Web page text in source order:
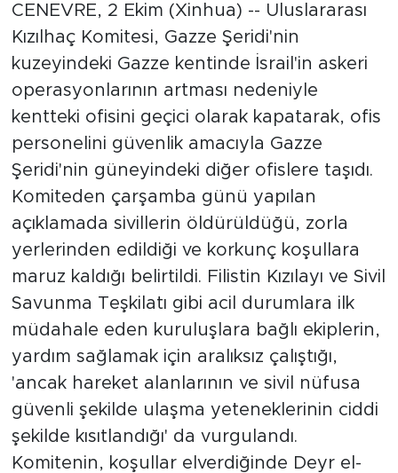
CENEVRE, 2 Ekim (Xinhua) -- Uluslararası
Kızılhaç Komitesi, Gazze Şeridi'nin
kuzeyindeki Gazze kentinde İsrail'in askeri
operasyonlarının artması nedeniyle
kentteki ofisini geçici olarak kapatarak, ofis
personelini güvenlik amacıyla Gazze
Şeridi'nin güneyindeki diğer ofislere taşıdı.
Komiteden çarşamba günü yapılan
açıklamada sivillerin öldürüldüğü, zorla
yerlerinden edildiği ve korkunç koşullara
maruz kaldığı belirtildi. Filistin Kızılayı ve Sivil
Savunma Teşkilatı gibi acil durumlara ilk
müdahale eden kuruluşlara bağlı ekiplerin,
yardım sağlamak için aralıksız çalıştığı,
'ancak hareket alanlarının ve sivil nüfusa
güvenli şekilde ulaşma yeteneklerinin ciddi
şekilde kısıtlandığı' da vurgulandı.
Komitenin, koşullar elverdiğinde Deyr el-